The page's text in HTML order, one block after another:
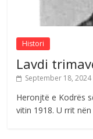
Histori
Lavdi
September 18, 2024
Heronjtë e Kodrës
vitin 1918. U rrit